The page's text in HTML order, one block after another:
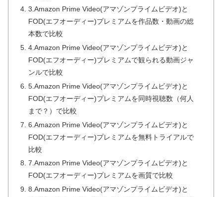
3.Amazon Prime Video(アマゾンプライムビデオ)と
FOD(エフオーディー)プレミアムを作品数・動画の総
本数で比較
4.Amazon Prime Video(アマゾンプライムビデオ)と
FOD(エフオーディー)プレミアムで観られる動画ジャ
ンルで比較
5.Amazon Prime Video(アマゾンプライムビデオ)と
FOD(エフオーディー)プレミアムを同時視聴数（何人
まで？）で比較
6.Amazon Prime Video(アマゾンプライムビデオ)と
FOD(エフオーディー)プレミアムを無料トライアルで
比較
7.Amazon Prime Video(アマゾンプライムビデオ)と
FOD(エフオーディー)プレミアムを画質で比較
8.Amazon Prime Video(アマゾンプライムビデオ)と